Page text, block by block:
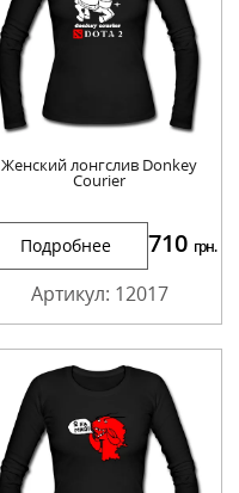
Женский лонгслив Donkey
Courier
Подробнее 710 грн.
Артикул: 12017